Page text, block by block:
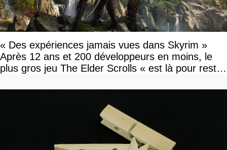
« Des expériences jamais vues dans Skyrim »
Après 12 ans et 200 développeurs en moins, le
plus gros jeu The Elder Scrolls « est là pour rester